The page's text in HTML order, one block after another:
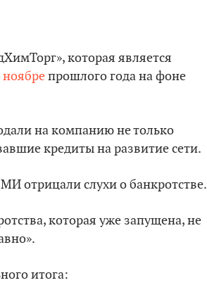
которая является
прошлого года на фоне
на компанию не только
кредиты на развитие сети.
отрицали слухи о банкротстве.
которая уже запущена, не
итога: